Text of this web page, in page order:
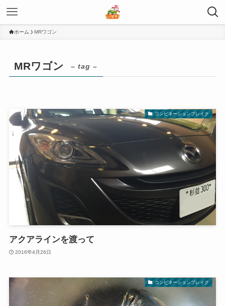
ホーム MRワゴン
MRワゴン – tag –
コンビネーションブレイク
アクアラインを渡って
2016年4月26日
コンビネーションブレイク